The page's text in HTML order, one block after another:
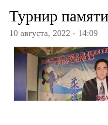
Турнир
10 августа, 2022 - 14:09